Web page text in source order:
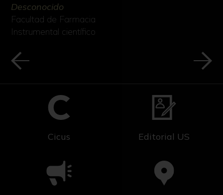
Desconocido
Facultad de Farmacia
Instrumental científico
Cicus Editorial US